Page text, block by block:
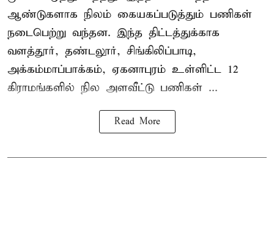
ஆண்டுகளாக நிலம் கையகப்படுத்தும் பணிகள்
நடைபெற்று வந்தன. இந்த திட்டத்துக்காக
வளத்தூர், தண்டலூர், சிங்கிலிப்பாடி,
அக்கம்மாப்பாக்கம், ஏகனாபுரம் உள்ளிட்ட 12
கிராமங்களில் நில அளவீட்டு பணிகள் ...
Read More